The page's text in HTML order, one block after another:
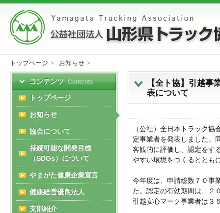
トップページ > お知らせ >
【全ト協】引越
表について
（公社）全日本トラック
定事業者を発表しました。
客観的に評価し、認定をす
やすい環境をつくるととも
今年度は、申請総数７０事
た。認定の有効期間は、２
引越安心マーク事業者は３
コンテンツ Contents
トップページ
お知らせ
協会について
持続可能な開発目標
（SDGs）について
やまがた健康企業宣言
健康経営優良法人
支部紹介